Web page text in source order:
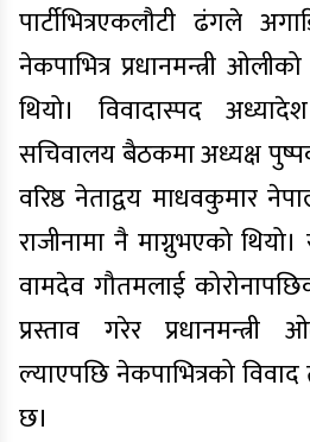
पार्टीभित्रएकलौटी ढंगले
नेकपाभित्र प्रधानमन्त्री
थियो। विवादास्पद
सचिवालय बैठकमा अध्यक्ष
वरिष्ठ नेताद्वय माधवकुमार
राजीनामा नै माग्नुभएको
वामदेव गौतमलाई
प्रस्ताव गरेर
ल्याएपछि नेकपाभित्रको
छ।